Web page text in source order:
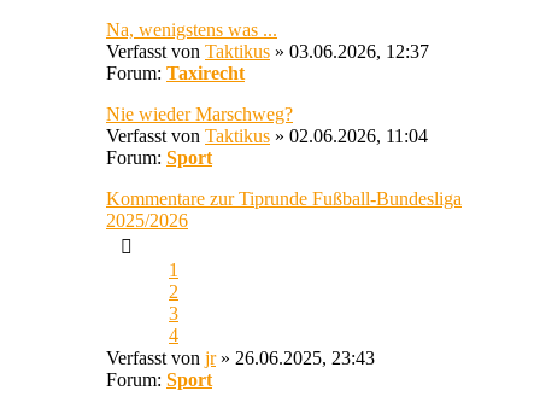
Na, wenigstens was ...
Verfasst von Taktikus » 03.06.2026, 12:37
Forum: Taxirecht
Nie wieder Marschweg?
Verfasst von Taktikus » 02.06.2026, 11:04
Forum: Sport
Kommentare zur Tiprunde Fußball-Bundesliga
2025/2026
1
2
3
4
Verfasst von jr» 26.06.2025, 23:43
Forum: Sport